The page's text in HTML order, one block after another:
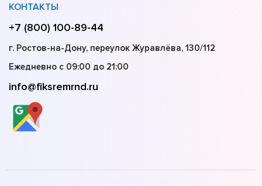
КОНТАКТЫ
+7 (800) 100-89-44
г. Ростов-на-Дону, переулок Журавлёва, 130/112
Ежедневно с 09:00 до 21:00
info@fiksremrnd.ru